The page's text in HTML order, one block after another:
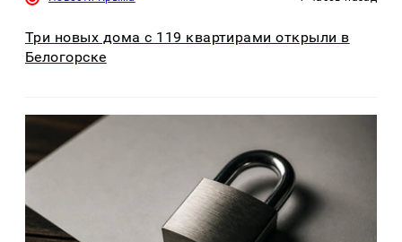
Три новых дома с 119 квартирами открыли в
Белогорске